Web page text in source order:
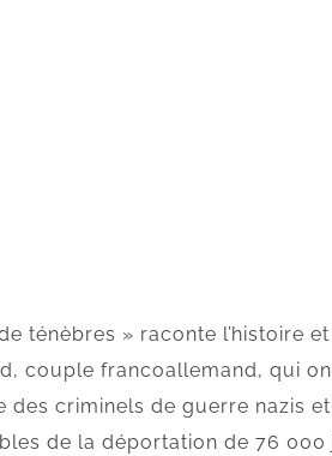
ténèbres » raconte l’histoire
couple francoallemand, qui
criminels de guerre nazis
de la déportation de 76 000